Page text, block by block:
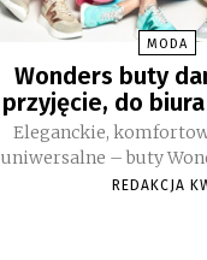
MODA
Wonders buty
przyjęcie, do
Eleganckie,
uniwersalne – buty
REDAKCJA